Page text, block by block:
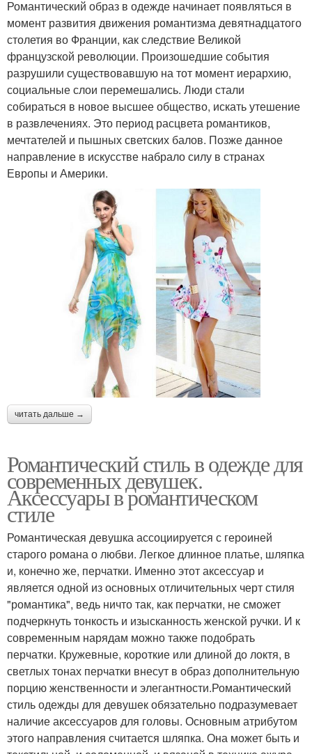
Романтический образ в одежде начинает появляться в
момент развития движения романтизма девятнадцатого
столетия во Франции, как следствие Великой
французской революции. Произошедшие события
разрушили существовавшую на тот момент иерархию,
социальные слои перемешались. Люди стали
собираться в новое высшее общество, искать утешение
в развлечениях. Это период расцвета романтиков,
мечтателей и пышных светских балов. Позже данное
направление в искусстве набрало силу в странах
Европы и Америки.
читать дальше →
Романтический стиль в одежде для
современных девушек.
Аксессуары в романтическом
стиле
Романтическая девушка ассоциируется с героиней
старого романа о любви. Легкое длинное платье, шляпка
и, конечно же, перчатки. Именно этот аксессуар и
является одной из основных отличительных черт стиля
"романтика", ведь ничто так, как перчатки, не сможет
подчеркнуть тонкость и изысканность женской ручки. И к
современным нарядам можно также подобрать
перчатки. Кружевные, короткие или длиной до локтя, в
светлых тонах перчатки внесут в образ дополнительную
порцию женственности и элегантности.Романтический
стиль одежды для девушек обязательно подразумевает
наличие аксессуаров для головы. Основным атрибутом
этого направления считается шляпка. Она может быть и